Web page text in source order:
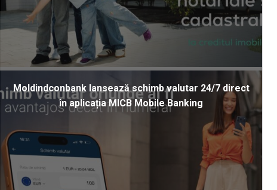
Moldindconbank lansează schimb valutar 24/7 direct
în aplicația MICB Mobile Banking